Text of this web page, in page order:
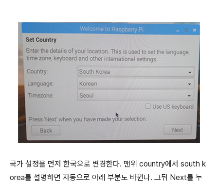
국가 설정을 먼저 한국으로 변경한다. 맨위 country에서 south k
orea를 설명하면 자동으로 아래 부분도 바뀐다. 그뒤 Next를 누